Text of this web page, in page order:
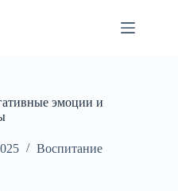
эмоции и
Воспитание